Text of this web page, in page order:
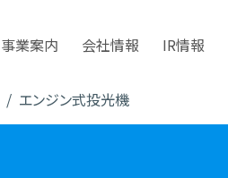
事業案内 会社情報 IR情報
エンジン式投光機